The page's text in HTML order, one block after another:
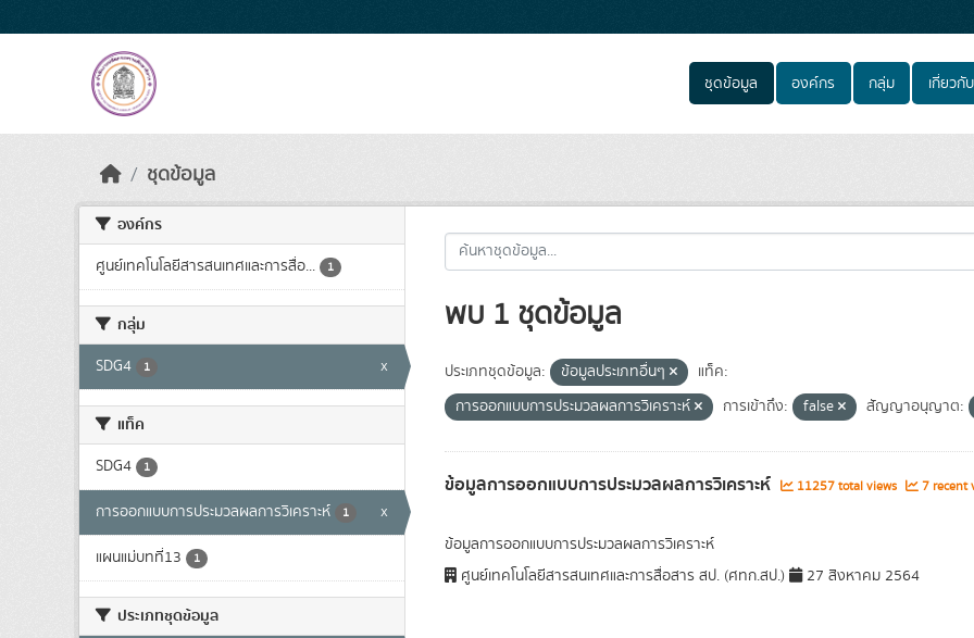
ชุดข้อมูล องค์กร กลุ่ม เกี่ยวกับ
ชุดข้อมูล
องค์กร
ศูนย์เทคโนโลยีสารสนเทศและการสื่อ... 1
กลุ่ม
SDG4 1 x
แท็ค
SDG4 1
การออกแบบการประมวลผลการวิเคราะห์ 1 x
แผนแม่บทที่13 1
ประเภทชุดข้อมูล
พบ 1 ชุดข้อมูล
ประเภทชุดข้อมูล: ข้อมูลประเภทอื่นๆ
แท็ค:
การออกแบบการประมวลผลการวิเคราะห์
การเข้าถึง: false สัญญาอนุญาต:
ข้อมูลการออกแบบการประมวลผลการวิเคราะห์ 11257 total views 7 recent
ข้อมูลการออกแบบการประมวลผลการวิเคราะห์
ศูนย์เทคโนโลยีสารสนเทศและการสื่อสาร สป. (ศทก.สป.)
27 สิงหาคม 2564